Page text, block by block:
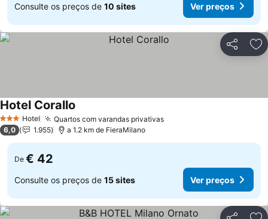
Consulte os preços de 10 sites Ver preços
Partilhar
3 EstrelasHotel Quartos com varandas privativas
Hotel Corallo
6,0 1.955 a 1.2 km de FieraMilano
De € 42
Consulte os preços de 15 sites Ver preços